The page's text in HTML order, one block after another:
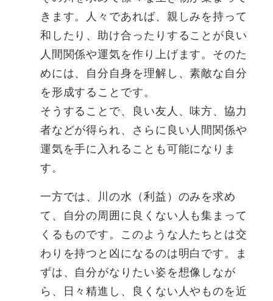
きます。人々であれば、親しみを持って
和したり、助け合ったりすることが良い
人間関係や運気を作り上げます。そのた
めには、自分自身を理解し、素敵な自分
を形成することです。
そうすることで、良い友人、味方、協力
者などが得られ、さらに良い人間関係や
運気を手に入れることも可能になりま
す。
一方では、川の水（利益）のみを求め
て、自分の周囲に良くない人も集まって
くるものです。このような人たちとは交
わりを持つと凶になるのは明白です。ま
ずは、自分がなりたい姿を想像しなが
ら、日々精進し、良くない人やものを近